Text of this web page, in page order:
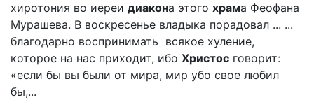
хиротония во иереи диакона этого храма Феофана
Мурашева. В воскресенье владыка порадовал ... ...
благодарно воспринимать всякое хуление,
которое на нас приходит, ибо Христос говорит:
«если бы вы были от мира, мир убо свое любил
бы,...